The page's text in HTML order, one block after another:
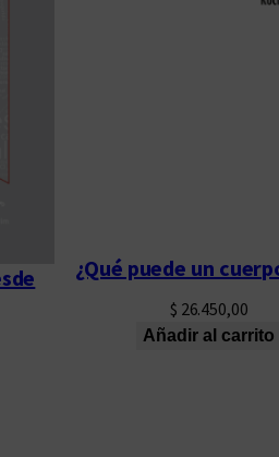
¿Qué puede un
$ 26.450,00
Añadir al carrito